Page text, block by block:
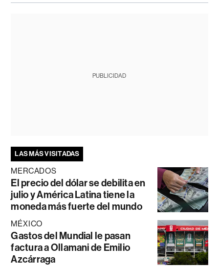
PUBLICIDAD
LAS MÁS VISITADAS
MERCADOS
El precio del dólar se debilita en
julio y América Latina tiene la
moneda más fuerte del mundo
MÉXICO
Gastos del Mundial le pasan
factura a Ollamani de Emilio
Azcárraga